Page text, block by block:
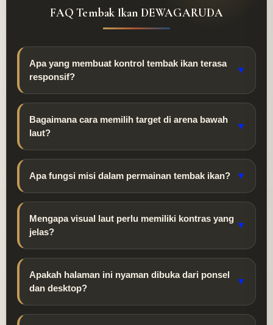
FAQ Tembak Ikan DEWAGARUDA
Apa yang membuat kontrol tembak ikan terasa
responsif?
▼
Bagaimana cara memilih target di arena bawah
laut?
▼
Apa fungsi misi dalam permainan tembak ikan? ▼
Mengapa visual laut perlu memiliki kontras yang
jelas?
▼
Apakah halaman ini nyaman dibuka dari ponsel
dan desktop?
▼